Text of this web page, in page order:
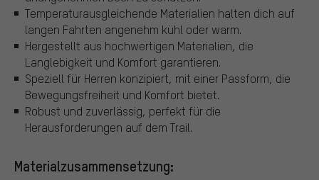
Temperaturausgleichende Materialien halten dich auf
langen Fahrten angenehm kühl oder warm.
Hergestellt aus hochwertigen Materialien, die
Langlebigkeit und Komfort garantieren.
Speziell für Herren konzipiert, mit einer Passform, die
Bewegungsfreiheit und Komfort bietet.
Robust und zuverlässig, perfekt für die
Herausforderungen auf dem Trail.
Materialzusammensetzung: